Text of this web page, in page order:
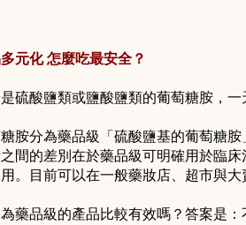
元化 怎麼吃最安全？
硫酸鹽類或鹽酸鹽類的葡萄糖胺，
胺分為藥品級「硫酸鹽基的葡萄糖
間的差別在於藥品級可明確用於臨
。目前可以在一般藥妝店、超市與
藥品級的產品比較有效嗎？答案是：